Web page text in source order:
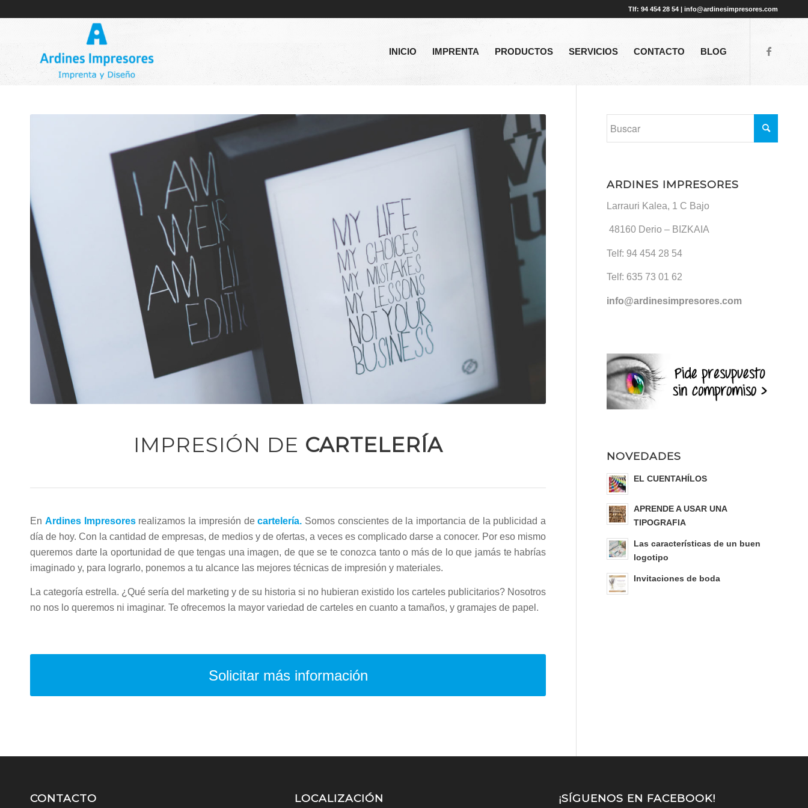
Tlf: 94 454 28 54 | info@ardinesimpresores.com
INICIO IMPRENTA PRODUCTOS SERVICIOS CONTACTO BLOG
IMPRESIÓN DE CARTELERÍA
En Ardines Impresoresrealizamos la impresión decartelería. Somos conscientes de la importancia de la publicidad a
día de hoy. Con la cantidad de empresas, de medios y de ofertas, a veces es complicado darse a conocer. Por eso mismo
queremos darte la oportunidad de que tengas una imagen, de que se te conozca tanto o más de lo que jamás te habrías
imaginado y, para lograrlo, ponemos a tu alcance las mejores técnicas de impresión y materiales.
La categoría estrella. ¿Qué sería del marketing y de su historia si no hubieran existido los carteles publicitarios? Nosotros
no nos lo queremos ni imaginar. Te ofrecemos la mayor variedad de carteles en cuanto a tamaños, y gramajes de papel.
Solicitar más información
ARDINES IMPRESORES
Larrauri Kalea, 1 C Bajo
48160 Derio – BIZKAIA
Telf: 94 454 28 54
Telf: 635 73 01 62
info@ardinesimpresores.com
NOVEDADES
EL CUENTAHÍLOS
APRENDE A USAR UNA
TIPOGRAFIA
Las características de un buen
logotipo
Invitaciones de boda
CONTACTO LOCALIZACIÓN ¡SÍGUENOS EN FACEBOOK!